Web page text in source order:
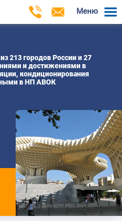
Меню
213 городов России и 27
и достижениями в
кондиционирования
в НП АВОК